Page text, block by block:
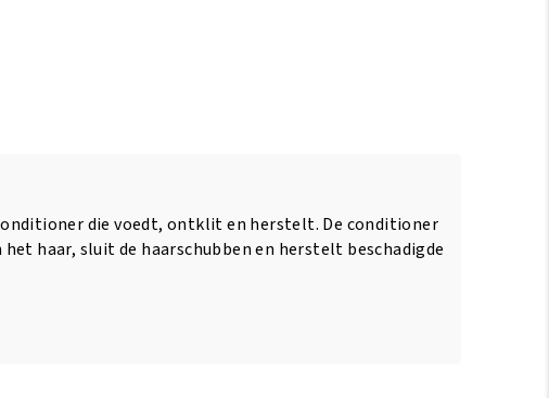
die voedt, ontklit en herstelt. De conditioner
haar, sluit de haarschubben en herstelt beschadigde